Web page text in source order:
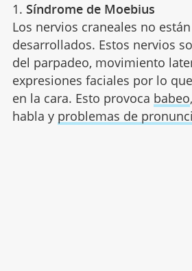
1. Síndrome de Moebius
Los nervios craneales no
desarrollados. Estos nervios
del parpadeo, movimiento
expresiones faciales por lo
en la cara. Esto provoca babeo
habla y problemas de